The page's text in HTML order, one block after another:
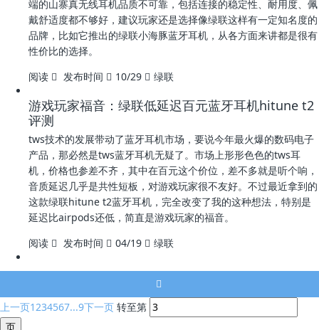
端的山寨真无线耳机品质不可靠，包括连接的稳定性、耐用度、佩
戴舒适度都不够好，建议玩家还是选择像绿联这样有一定知名度的
品牌，比如它推出的绿联小海豚蓝牙耳机，从各方面来讲都是很有
性价比的选择。
阅读
发布时间 10/29 绿联
游戏玩家福音：绿联低延迟百元蓝牙耳机hitune t2
评测
tws技术的发展带动了蓝牙耳机市场，要说今年最火爆的数码电子
产品，那必然是tws蓝牙耳机无疑了。市场上形形色色的tws耳
机，价格也参差不齐，其中在百元这个价位，差不多就是听个响，
音质延迟几乎是共性短板，对游戏玩家很不友好。不过最近拿到的
这款绿联hitune t2蓝牙耳机，完全改变了我的这种想法，特别是
延迟比airpods还低，简直是游戏玩家的福音。
阅读
发布时间 04/19 绿联
上一页1234567...9下一页 转至第